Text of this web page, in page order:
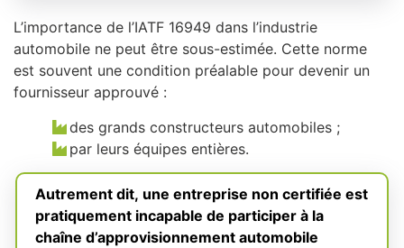
L’importance de l’IATF 16949 dans l’industrie
automobile ne peut être sous-estimée. Cette norme
est souvent une condition préalable pour devenir un
fournisseur approuvé :
des grands constructeurs automobiles ;
par leurs équipes entières.
Autrement dit, une entreprise non certifiée est
pratiquement incapable de participer à la
chaîne d’approvisionnement automobile